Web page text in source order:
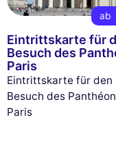
ab
Eintrittskarte für
Besuch des
Paris
Eintrittskarte für den
Besuch des
Paris